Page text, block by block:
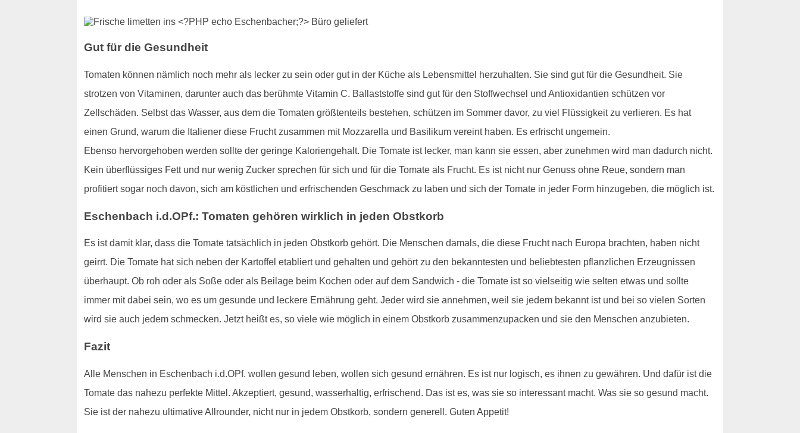
Gut für die Gesundheit
Tomaten können nämlich noch mehr als lecker zu sein oder gut in der Küche als Lebensmittel herzuhalten. Sie sind gut für die Gesundheit. Sie
strotzen von Vitaminen, darunter auch das berühmte Vitamin C. Ballaststoffe sind gut für den Stoffwechsel und Antioxidantien schützen vor
Zellschäden. Selbst das Wasser, aus dem die Tomaten größtenteils bestehen, schützen im Sommer davor, zu viel Flüssigkeit zu verlieren. Es hat
einen Grund, warum die Italiener diese Frucht zusammen mit Mozzarella und Basilikum vereint haben. Es erfrischt ungemein.
Ebenso hervorgehoben werden sollte der geringe Kaloriengehalt. Die Tomate ist lecker, man kann sie essen, aber zunehmen wird man dadurch nicht.
Kein überflüssiges Fett und nur wenig Zucker sprechen für sich und für die Tomate als Frucht. Es ist nicht nur Genuss ohne Reue, sondern man
profitiert sogar noch davon, sich am köstlichen und erfrischenden Geschmack zu laben und sich der Tomate in jeder Form hinzugeben, die möglich ist.
Eschenbach i.d.OPf.: Tomaten gehören wirklich in jeden Obstkorb
Es ist damit klar, dass die Tomate tatsächlich in jeden Obstkorb gehört. Die Menschen damals, die diese Frucht nach Europa brachten, haben nicht
geirrt. Die Tomate hat sich neben der Kartoffel etabliert und gehalten und gehört zu den bekanntesten und beliebtesten pflanzlichen Erzeugnissen
überhaupt. Ob roh oder als Soße oder als Beilage beim Kochen oder auf dem Sandwich - die Tomate ist so vielseitig wie selten etwas und sollte
immer mit dabei sein, wo es um gesunde und leckere Ernährung geht. Jeder wird sie annehmen, weil sie jedem bekannt ist und bei so vielen Sorten
wird sie auch jedem schmecken. Jetzt heißt es, so viele wie möglich in einem Obstkorb zusammenzupacken und sie den Menschen anzubieten.
Fazit
Alle Menschen in Eschenbach i.d.OPf. wollen gesund leben, wollen sich gesund ernähren. Es ist nur logisch, es ihnen zu gewähren. Und dafür ist die
Tomate das nahezu perfekte Mittel. Akzeptiert, gesund, wasserhaltig, erfrischend. Das ist es, was sie so interessant macht. Was sie so gesund macht.
Sie ist der nahezu ultimative Allrounder, nicht nur in jedem Obstkorb, sondern generell. Guten Appetit!